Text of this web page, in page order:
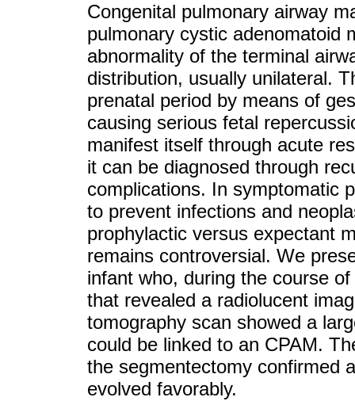
Congenital pulmonary airway
pulmonary cystic adenomatoid
abnormality of the terminal
distribution, usually unilateral.
prenatal period by means of
causing serious fetal
manifest itself through acute
it can be diagnosed through
complications. In symptomatic
to prevent infections and
prophylactic versus expectant
remains controversial. We
infant who, during the course
that revealed a radiolucent
tomography scan showed a
could be linked to an CPAM.
the segmentectomy confirmed
evolved favorably.